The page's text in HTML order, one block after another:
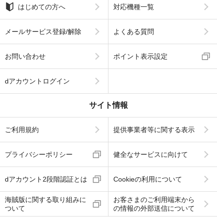
はじめての方へ 対応機種一覧
メールサービス登録/解除 よくある質問
お問い合わせ ポイント表示設定
dアカウントログイン
サイト情報
ご利用規約 提供事業者等に関する表示
プライバシーポリシー 健全なサービスに向けて
dアカウント2段階認証とは Cookieの利用について
海賊版に関する取り組みに
ついて
お客さまのご利用端末から
の情報の外部送信について